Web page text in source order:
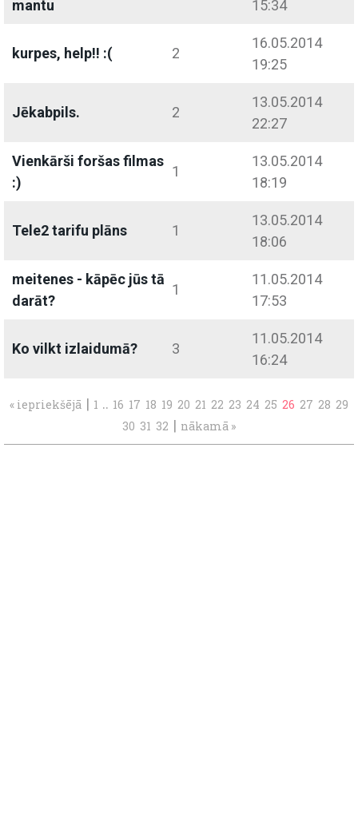
mantu 15:34
kurpes, help!! :( 2
16.05.2014
19:25
Jēkabpils. 2
13.05.2014
22:27
Vienkārši foršas filmas
:)
1
13.05.2014
18:19
Tele2 tarifu plāns 1
13.05.2014
18:06
meitenes - kāpēc jūs tā
darāt?
1
11.05.2014
17:53
Ko vilkt izlaidumā? 3
11.05.2014
16:24
« iepriekšējā | 1 .. 16 17 18 19 20 21 22 23 24 25 26 27 28 29
30 31 32 | nākamā »